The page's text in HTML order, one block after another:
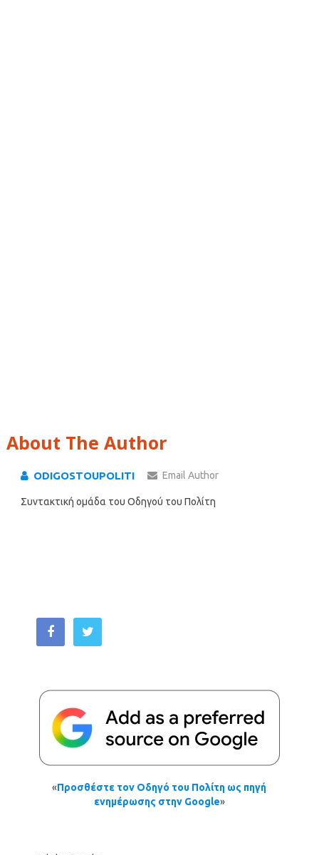
About The Author
ODIGOSTOUPOLITI Email Author
Συντακτική ομάδα του Οδηγού του Πολίτη
«Προσθέστε τον Οδηγό του Πολίτη ως πηγή
ενημέρωσης στην Google»